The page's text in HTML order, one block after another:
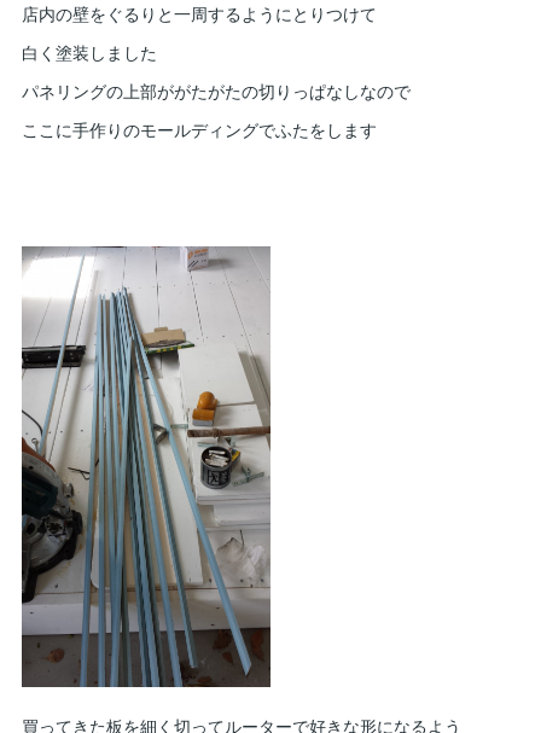
店内の壁をぐるりと一周するようにとりつけて
白く塗装しました
パネリングの上部ががたがたの切りっぱなしなので
ここに手作りのモールディングでふたをします
買ってきた板を細く切ってルーターで好きな形になるよう